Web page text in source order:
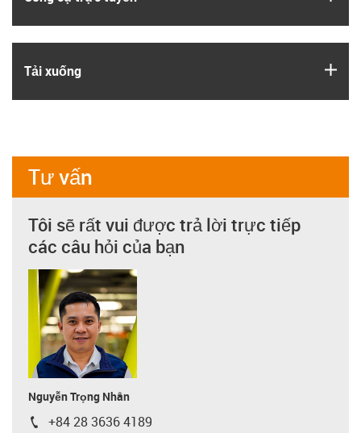
Tải xuống
Tư vấn
Tôi sẽ rất vui được trả lời trực tiếp
các câu hỏi của bạn
Nguyễn Trọng Nhân
igus-icon-phone
+84 28 3636 4189